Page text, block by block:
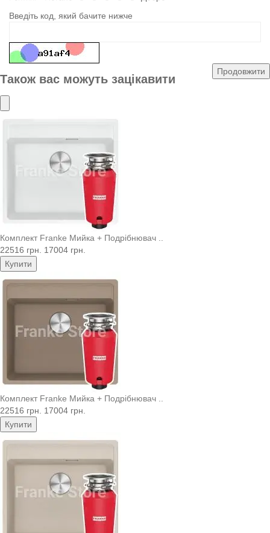
Введіть код, який бачите нижче
Продовжити
Також вас можуть зацікавити
Комплект Franke Мийка + Подрібнювач ..
22516 грн.
17004 грн.
Купити
Комплект Franke Мийка + Подрібнювач ..
22516 грн.
17004 грн.
Купити